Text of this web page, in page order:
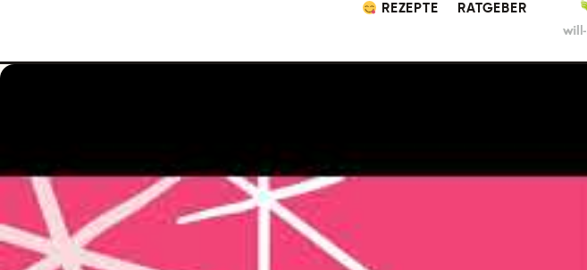
REZEPTE RATGEBER
Sonntagsfrühstück Thermomix®: 8
Rezepte für entspannten Brunch